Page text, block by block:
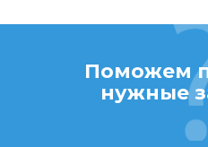
Поможем
нужные